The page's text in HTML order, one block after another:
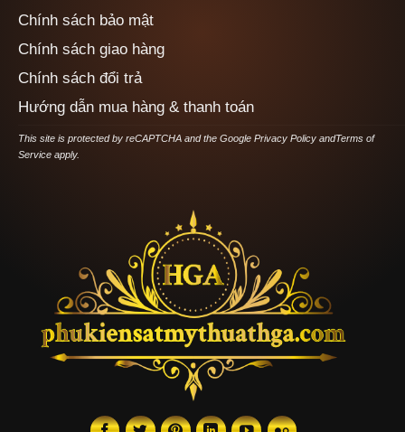
Chính sách bảo mật
Chính sách giao hàng
Chính sách đổi trả
Hướng dẫn mua hàng & thanh toán
This site is protected by reCAPTCHA and the Google Privacy PolicyandTerms of
Serviceapply.